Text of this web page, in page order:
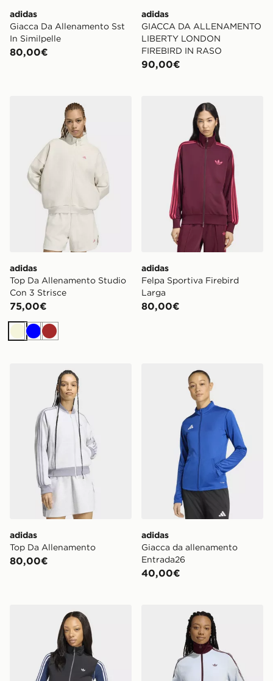
adidas
Giacca Da Allenamento Sst
In Similpelle
80,00€
adidas
GIACCA DA ALLENAMENTO
LIBERTY LONDON
FIREBIRD IN RASO
90,00€
adidas Top Da Allenamento Studio Con 3 Strisce
adidas
Top Da Allenamento Studio
Con 3 Strisce
75,00€
Beige
BluMarrone
adidas Felpa Sportiva
adidas
Felpa Sportiva Firebird
Larga
80,00€
adidas Top Da Allenamento
adidas
Top Da Allenamento
80,00€
adidas Giacca da
adidas
Giacca da allenamento
Entrada26
40,00€
adidas Giacca Da Allenamento Senza Maniche
adidas Felpa Da Pista